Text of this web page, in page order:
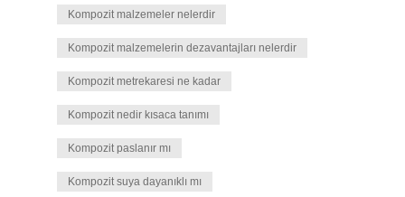
Kompozit malzemeler nelerdir
Kompozit malzemelerin dezavantajları nelerdir
Kompozit metrekaresi ne kadar
Kompozit nedir kısaca tanımı
Kompozit paslanır mı
Kompozit suya dayanıklı mı